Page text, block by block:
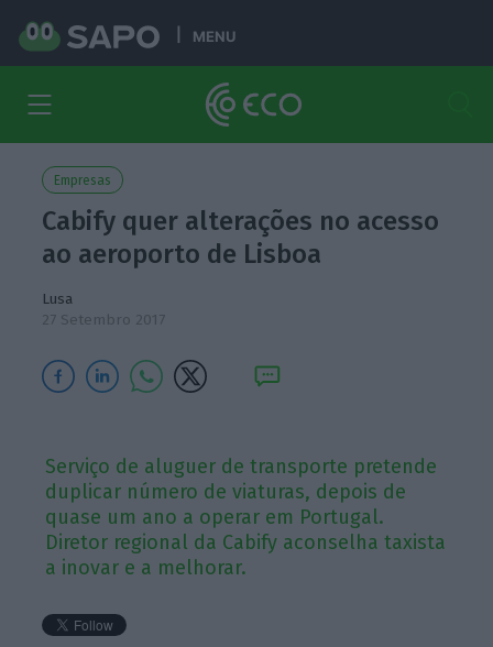
MENU
Empresas
Cabify quer alterações no acesso
ao aeroporto de Lisboa
Lusa
27 Setembro 2017
Serviço de aluguer de transporte pretende
duplicar número de viaturas, depois de
quase um ano a operar em Portugal.
Diretor regional da Cabify aconselha taxista
a inovar e a melhorar.